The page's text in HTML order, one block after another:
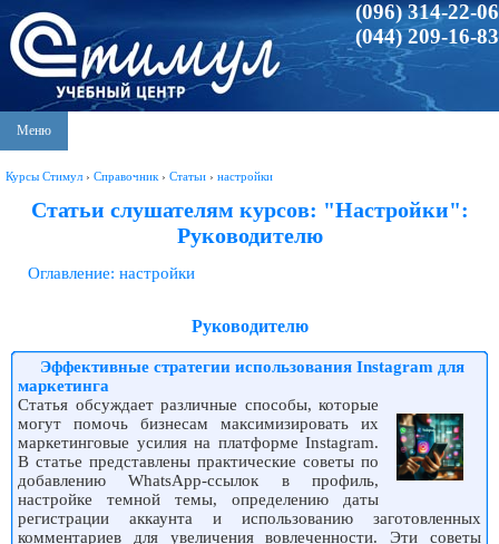
(096) 314-22-06
(044) 209-16-83
Меню
Курсы Стимул › Справочник › Статьи › настройки
Статьи слушателям курсов: "Настройки":
Руководителю
Оглавление: настройки
Руководителю
Эффективные стратегии использования Instagram для
маркетинга
Статья обсуждает различные способы, которые
могут помочь бизнесам максимизировать их
маркетинговые усилия на платформе Instagram.
В статье представлены практические советы по
добавлению WhatsApp-ссылок в профиль,
настройке темной темы, определению даты
регистрации аккаунта и использованию заготовленных
комментариев для увеличения вовлеченности. Эти советы